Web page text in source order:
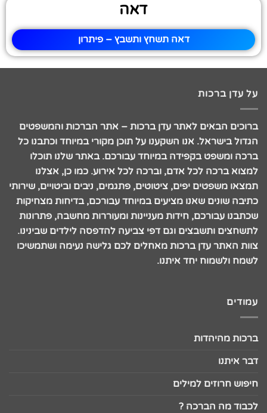
דאה
דאה תשחץ ותשבץ – פיתרון
על עדן ברכות
ברוכים הבאים לאתר עדן ברכות – אתר הברכות והמשפטים
הגדול בישראל. אנו השקענו על תוכן מקורי במיוחד וכתבנו כל
ברכה ומשפט בקפידה במיוחד עבורכם. באתר שלנו תוכלו
למצוא ברכה לכל אדם, וברכה לכל אירוע. כמו כן, אצלנו
תמצאו משפטים יפים, ציטוטים, פתגמים, ניבים וביטויים, שירותי
כתיבה שונים שאנו מציעים במיוחד עבורכם, בדיחות מצחיקות
שכתבנו עבורכם, חידות מעניינות ומעוררות מחשבה, פתרונות
לתשחצים ותשבצים וגם דפי צביעה להדפסה לילדים שבינינו.
צוות האתר עדן ברכות מאחלים לכם גלישה נעימה ושתמשיכו
לשמח ולשמוח יחד איתנו.
עמודים
ברכות מהיהדות
דבר איתנו
חיפוש חרוזים למילים
לכבוד מה הברכה ?